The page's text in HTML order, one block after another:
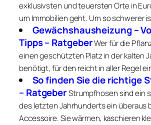
exklusivsten und teuersten Orte in
um Immobilien geht. Um so schwerer
Gewächshausheizung –
Tipps – RatgeberWer für die
einen geschützten Platz in der kalten
benötigt, für den reicht in aller Regel
So finden Sie die richtige
– RatgeberStrumpfhosen sind ein
des letzten Jahrhunderts ein überaus
Accessoire. Sie wärmen, kaschieren